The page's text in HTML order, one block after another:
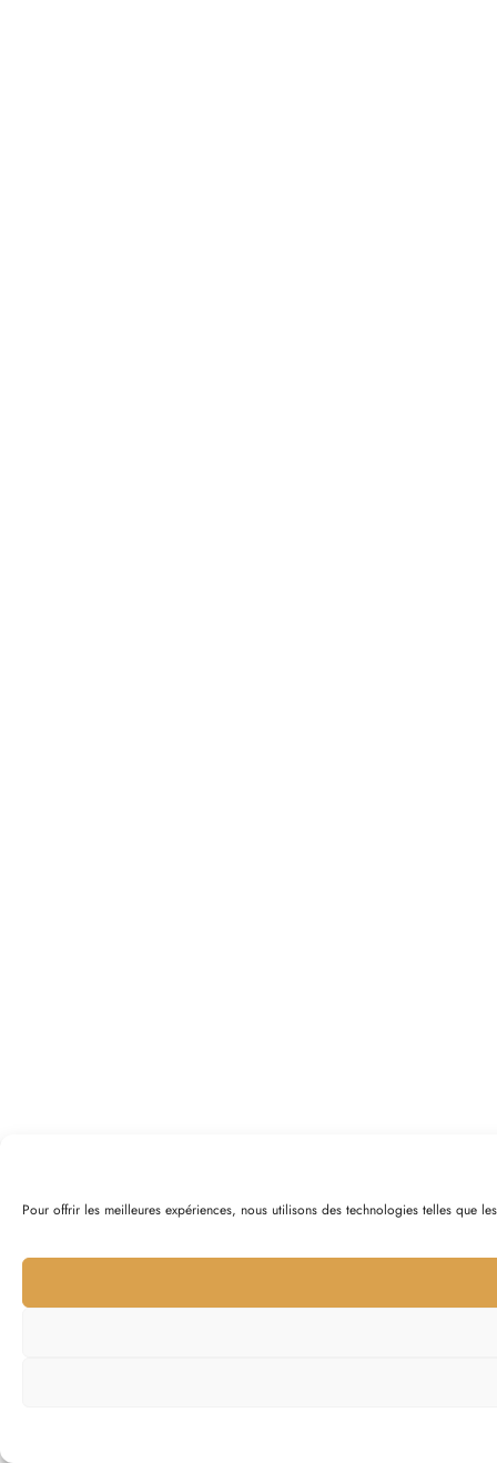
Pour offrir les meilleures expériences, nous utilisons des technologies telles que